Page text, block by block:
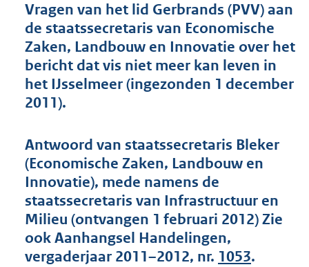
d
s
g
r
o
:
4
2
b
Vragen van het lid Gerbrands (PVV) aan
de staatssecretaris van Economische
Zaken, Landbouw en Innovatie over het
bericht dat vis niet meer kan leven in
het IJsselmeer (ingezonden 1 december
2011).
Antwoord van staatssecretaris Bleker
(Economische Zaken, Landbouw en
Innovatie), mede namens de
staatssecretaris van Infrastructuur en
Milieu (ontvangen 1 februari 2012) Zie
ook Aanhangsel Handelingen,
vergaderjaar 2011–2012, nr. 1053.